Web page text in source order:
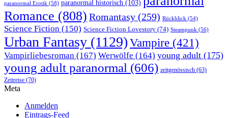
paranormal Erotik (58) paranormal historisch (103)
Romance (808) Romantasy (259) Rückblick (54)
Science Fiction (150) Science Fiction Lovestory (74) Steampunk (56)
Urban Fantasy (1129) Vampire (421)
Vampirliebesroman (167) Werwölfe (164) young adult (175)
young adult paranormal (606) zeitgenössisch (63)
Zeitreise (70)
Meta
Anmelden
Eintrags-Feed